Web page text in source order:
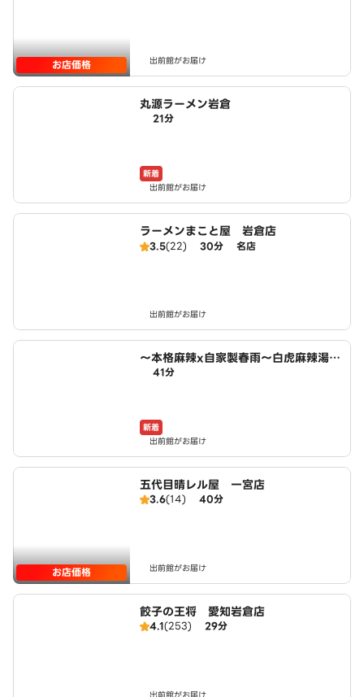
お店価格 出前館がお届け
丸源ラーメン岩倉
21分
新着
出前館がお届け
ラーメンまこと屋 岩倉店
3.5(22) 30分 名店
出前館がお届け
～本格麻辣x自家製春雨～白虎麻辣湯
小木西店
41分
新着
出前館がお届け
お店価格
五代目晴レル屋 一宮店
3.6(14) 40分
出前館がお届け
餃子の王将 愛知岩倉店
4.1(253) 29分